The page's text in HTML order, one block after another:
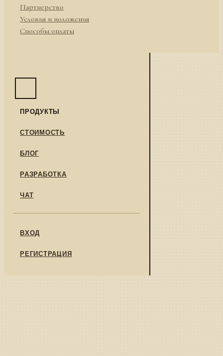
Партнерство
Условия и положения
Способы оплаты
ПРОДУКТЫ
СТОИМОСТЬ
БЛОГ
РАЗРАБОТКА
ЧАТ
ВХОД
РЕГИСТРАЦИЯ